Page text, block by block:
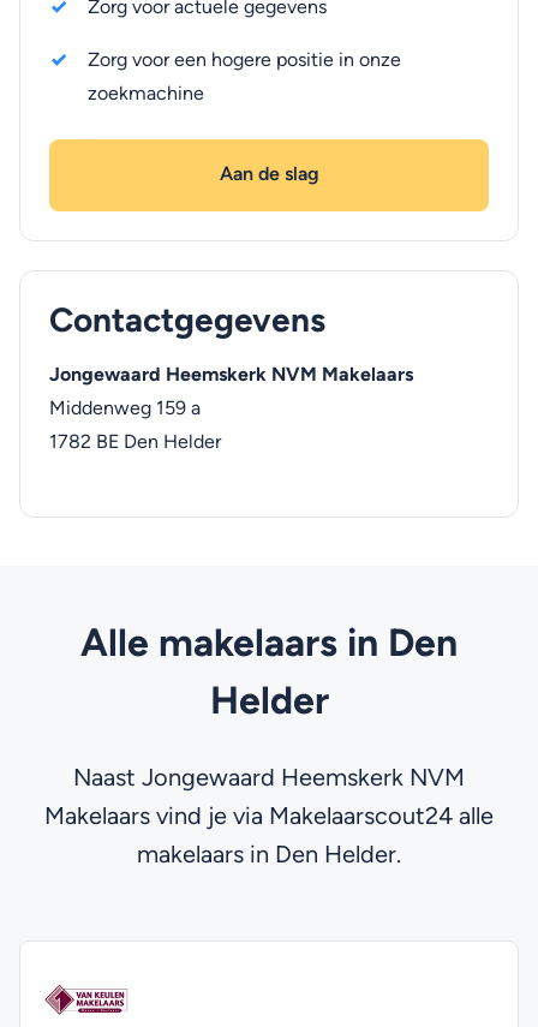
Zorg voor actuele gegevens
Zorg voor een hogere positie in onze
zoekmachine
Aan de slag
Contactgegevens
Jongewaard Heemskerk NVM Makelaars
Middenweg 159 a
1782 BE Den Helder
Alle makelaars in Den
Helder
Naast Jongewaard Heemskerk NVM
Makelaars vind je via Makelaarscout24 alle
makelaars in Den Helder.